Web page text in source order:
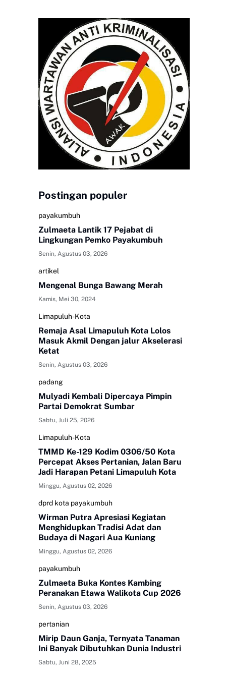
Postingan populer
payakumbuh
Zulmaeta Lantik 17 Pejabat di
Lingkungan Pemko Payakumbuh
Senin, Agustus 03, 2026
artikel
Mengenal Bunga Bawang Merah
Kamis, Mei 30, 2024
Limapuluh-Kota
Remaja Asal Limapuluh Kota Lolos
Masuk Akmil Dengan jalur Akselerasi
Ketat
Senin, Agustus 03, 2026
padang
Mulyadi Kembali Dipercaya Pimpin
Partai Demokrat Sumbar
Sabtu, Juli 25, 2026
Limapuluh-Kota
TMMD Ke-129 Kodim 0306/50 Kota
Percepat Akses Pertanian, Jalan Baru
Jadi Harapan Petani Limapuluh Kota
Minggu, Agustus 02, 2026
dprd kota payakumbuh
Wirman Putra Apresiasi Kegiatan
Menghidupkan Tradisi Adat dan
Budaya di Nagari Aua Kuniang
Minggu, Agustus 02, 2026
payakumbuh
Zulmaeta Buka Kontes Kambing
Peranakan Etawa Walikota Cup 2026
Senin, Agustus 03, 2026
pertanian
Mirip Daun Ganja, Ternyata Tanaman
Ini Banyak Dibutuhkan Dunia Industri
Sabtu, Juni 28, 2025